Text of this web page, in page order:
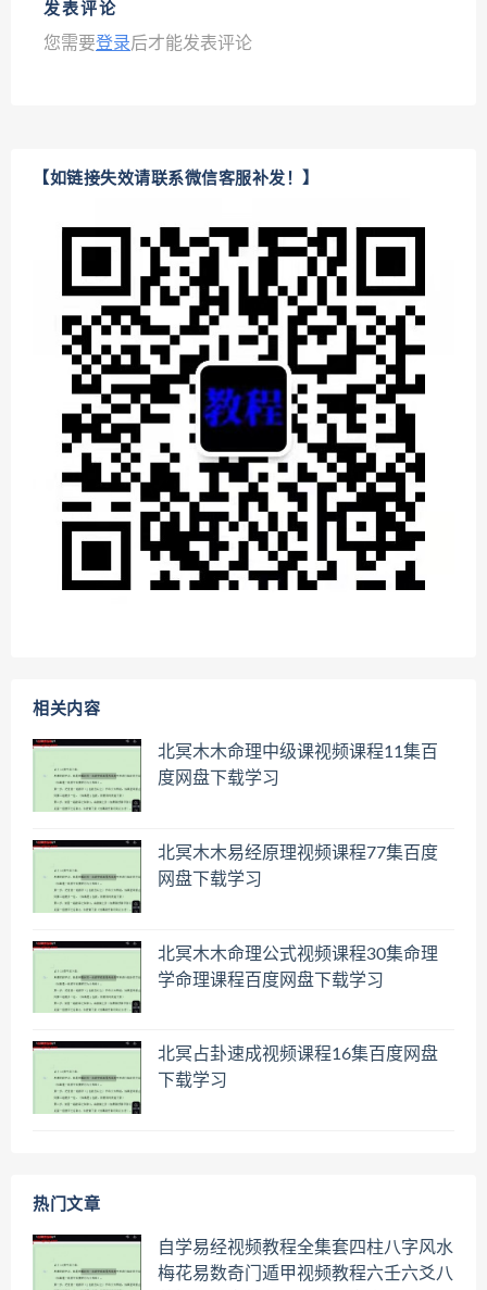
发表评论
您需要登录后才能发表评论
【如链接失效请联系微信客服补发！】
相关内容
北冥木木命理中级课视频课程11集百
度网盘下载学习
北冥木木易经原理视频课程77集百度
网盘下载学习
北冥木木命理公式视频课程30集命理
学命理课程百度网盘下载学习
北冥占卦速成视频课程16集百度网盘
下载学习
热门文章
自学易经视频教程全集套四柱八字风水
梅花易数奇门遁甲视频教程六壬六爻八